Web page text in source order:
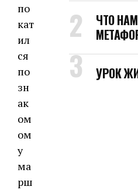
по
кат
ил
ся
по
зн
ак
ом
ом
у
ма
рш
ЧТО
УРОК